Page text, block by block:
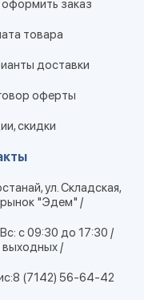
оформить заказ
товара
доставки
оферты
скидки
ул. Складская,
рынок "Эдем" /
с 09:30 до 17:30 /
выходных /
8 (7142) 56-64-42